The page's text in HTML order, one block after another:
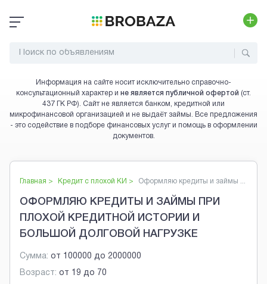
Информация на сайте носит исключительно справочно-
консультационный характер и не является публичной офертой (ст.
437 ГК РФ). Сайт не является банком, кредитной или
микрофинансовой организацией и не выдаёт займы. Все предложения
- это содействие в подборе финансовых услуг и помощь в оформлении
документов.
Главная > Кредит с плохой КИ > Оформляю кредиты и займы ...
ОФОРМЛЯЮ КРЕДИТЫ И ЗАЙМЫ ПРИ
ПЛОХОЙ КРЕДИТНОЙ ИСТОРИИ И
БОЛЬШОЙ ДОЛГОВОЙ НАГРУЗКЕ
Сумма: от 100000 до 2000000
Возраст: от 19 до 70